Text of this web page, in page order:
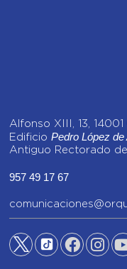
Alfonso XIII, 13,
Edificio Pedro López de
Antiguo Rectorado
957 49 17 67